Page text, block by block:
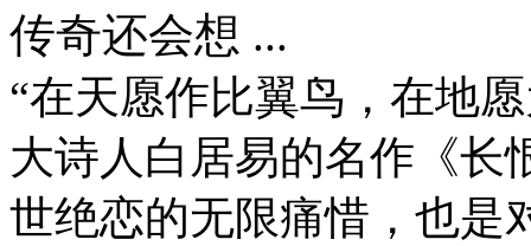
传奇还会想 ...
“在天愿作比翼鸟，在地
大诗人白居易的名作《长
世绝恋的无限痛惜，也是